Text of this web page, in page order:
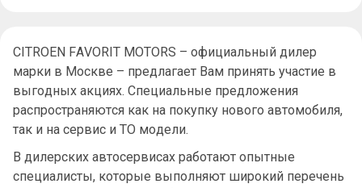
CITROEN FAVORIT MOTORS – официальный дилер
марки в Москве – предлагает Вам принять участие в
выгодных акциях. Специальные предложения
распространяются как на покупку нового автомобиля,
так и на сервис и ТО модели.
В дилерских автосервисах работают опытные
специалисты, которые выполняют широкий перечень